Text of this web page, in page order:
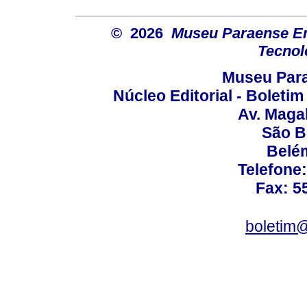
© 2026 Museu Paraense
Museu
Núcleo Editorial -
Av.
São
Fax: